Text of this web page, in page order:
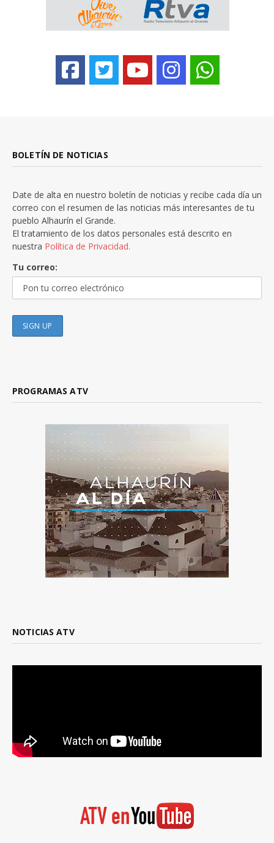
BOLETÍN DE NOTICIAS
Date de alta en nuestro boletín de noticias y recibe cada día un
correo con el resumen de las noticias más interesantes de tu
pueblo Alhaurín el Grande.
El tratamiento de los datos personales está descrito en
nuestra Política de Privacidad.
Tu correo:
PROGRAMAS ATV
NOTICIAS ATV